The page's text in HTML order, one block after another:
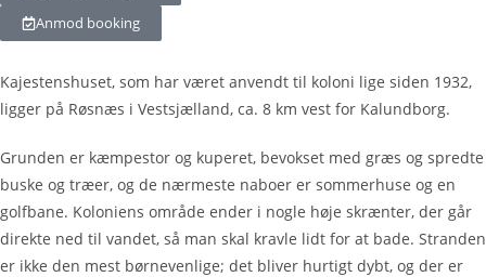
Anmod booking
Kajestenshuset, som har været anvendt til koloni lige siden 1932,
ligger på Røsnæs i Vestsjælland, ca. 8 km vest for Kalundborg.
Grunden er kæmpestor og kuperet, bevokset med græs og spredte
buske og træer, og de nærmeste naboer er sommerhuse og en
golfbane. Koloniens område ender i nogle høje skrænter, der går
direkte ned til vandet, så man skal kravle lidt for at bade. Stranden
er ikke den mest børnevenlige; det bliver hurtigt dybt, og der er